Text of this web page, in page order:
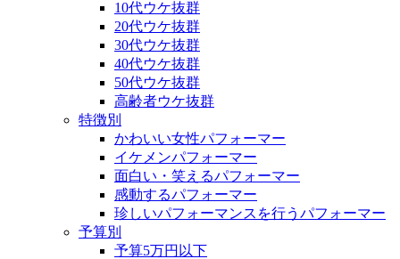
10代ウケ抜群
20代ウケ抜群
30代ウケ抜群
40代ウケ抜群
50代ウケ抜群
高齢者ウケ抜群
特徴別
かわいい女性パフォーマー
イケメンパフォーマー
面白い・笑えるパフォーマー
感動するパフォーマー
珍しいパフォーマンスを行うパフォーマー
予算別
予算5万円以下